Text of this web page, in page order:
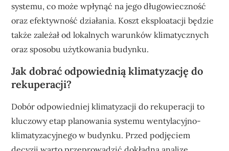
systemu, co może wpłynąć na jego długowieczność
oraz efektywność działania. Koszt eksploatacji będzie
także zależał od lokalnych warunków klimatycznych
oraz sposobu użytkowania budynku.
Jak dobrać odpowiednią klimatyzację do
rekuperacji?
Dobór odpowiedniej klimatyzacji do rekuperacji to
kluczowy etap planowania systemu wentylacyjno-
klimatyzacyjnego w budynku. Przed podjęciem